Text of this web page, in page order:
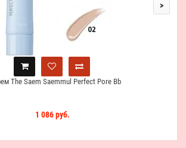
The Saem Saemmul Perfect Pore Bb
1 086 руб.
>